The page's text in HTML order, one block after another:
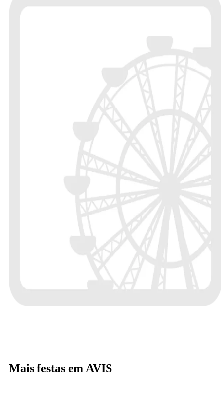
Mais festas em AVIS